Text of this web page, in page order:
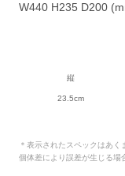
W440 H235 D200
縦
23.5cm
＊表示されたスペックはあく
個体差により誤差が生じる場